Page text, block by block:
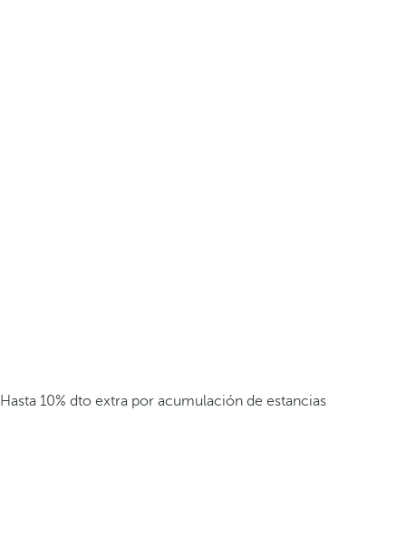
Hasta 10% dto extra por acumulación de estancias